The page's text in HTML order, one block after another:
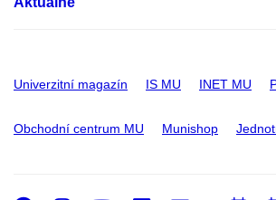
Univerzitní magazín IS MU INET MU
Obchodní centrum MU Munishop